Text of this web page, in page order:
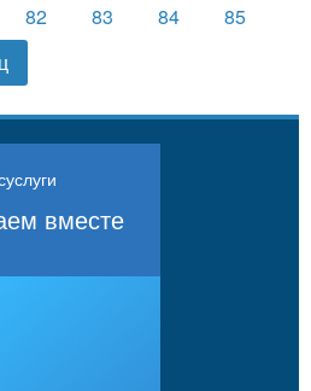
82 83 84
85
вместе